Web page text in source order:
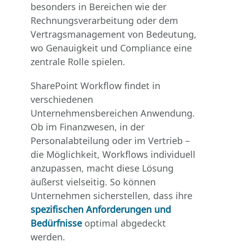
besonders in Bereichen wie der
Rechnungsverarbeitung oder dem
Vertragsmanagement von Bedeutung,
wo Genauigkeit und Compliance eine
zentrale Rolle spielen.
SharePoint Workflow findet in
verschiedenen
Unternehmensbereichen Anwendung.
Ob im Finanzwesen, in der
Personalabteilung oder im Vertrieb –
die Möglichkeit, Workflows individuell
anzupassen, macht diese Lösung
äußerst vielseitig. So können
Unternehmen sicherstellen, dass ihre
spezifischen Anforderungen und
Bedürfnisse optimal abgedeckt
werden.